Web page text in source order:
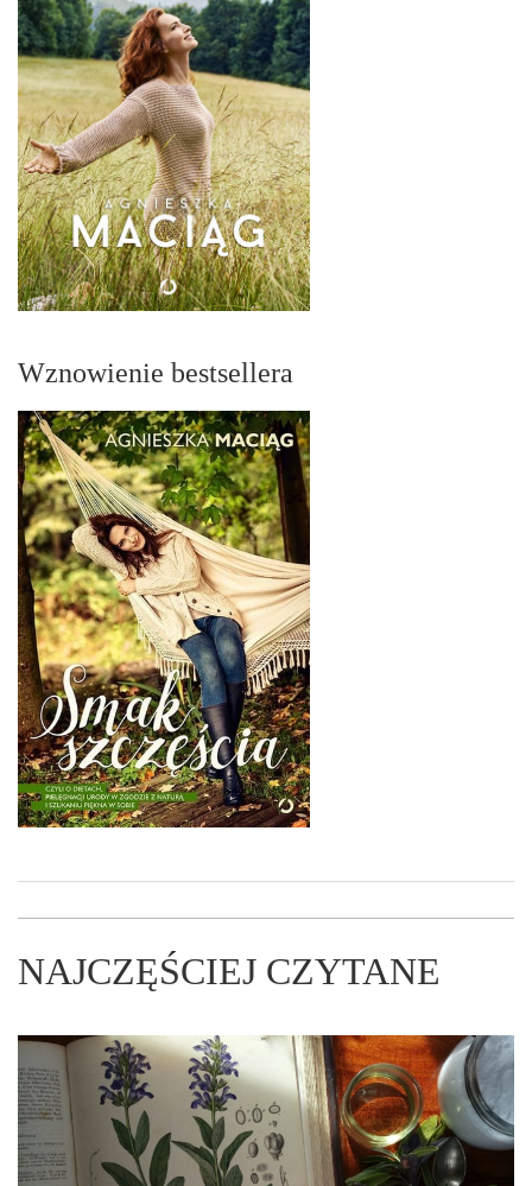
Wznowienie bestsellera
NAJCZĘŚCIEJ CZYTANE